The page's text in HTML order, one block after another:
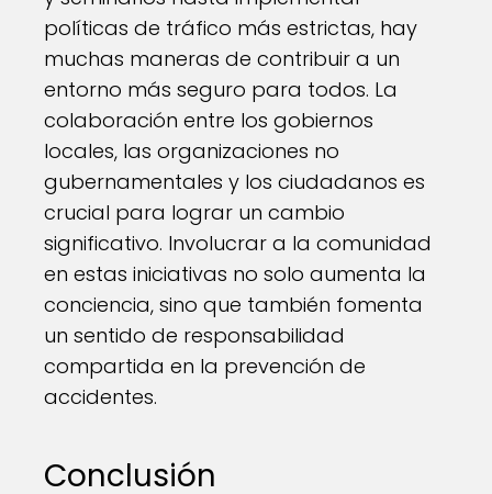
políticas de tráfico más estrictas, hay
muchas maneras de contribuir a un
entorno más seguro para todos. La
colaboración entre los gobiernos
locales, las organizaciones no
gubernamentales y los ciudadanos es
crucial para lograr un cambio
significativo. Involucrar a la comunidad
en estas iniciativas no solo aumenta la
conciencia, sino que también fomenta
un sentido de responsabilidad
compartida en la prevención de
accidentes.
Conclusión